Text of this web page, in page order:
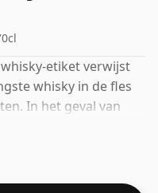
etiket verwijst
whisky in de fles
In het geval van
is dat 27 jaar.
van 70 cl met een